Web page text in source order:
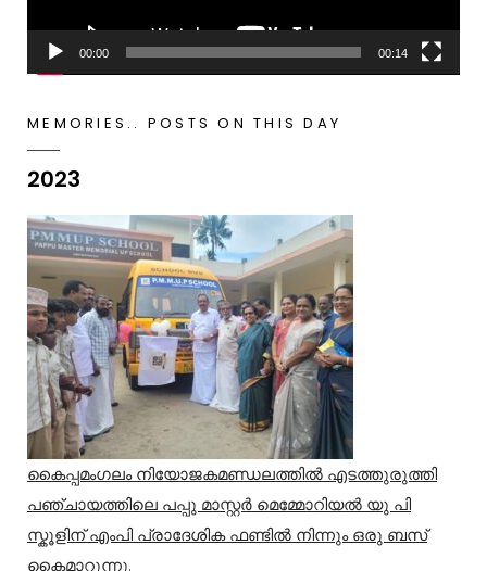
00:00 00:14
MEMORIES.. POSTS ON THIS DAY
2023
കൈപ്പമംഗലം നിയോജകമണ്ഡലത്തിൽ എടത്തുരുത്തി
പഞ്ചായത്തിലെ പപ്പു മാസ്റ്റർ മെമ്മോറിയൽ യു പി
സ്കൂളിന് എംപി പ്രാദേശിക ഫണ്ടിൽ നിന്നും ഒരു ബസ്
കൈമാറുന്നു.